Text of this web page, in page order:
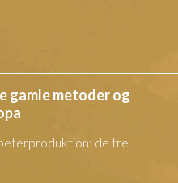
gamle metoder og
de tre